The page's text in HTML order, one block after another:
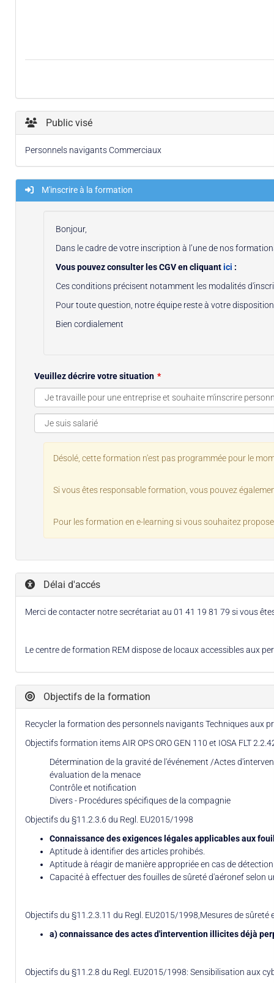
Public visé
Personnels navigants Commerciaux
M'inscrire à la formation
Bonjour,
Dans le cadre de votre inscription à l’une de nos
Vous pouvez consulter les CGV en cliquantici :
Ces conditions précisent notamment les modalités
Pour toute question, notre équipe reste à votre
Bien cordialement
Veuillez décrire votre situation
Désolé, cette formation n'est pas programmée pour le
Si vous êtes responsable formation, vous pouvez
Pour les formation en e-learning si vous souhaitez
Délai d'accés
Merci de contacter notre secrétariat au 01 41 19 81 79 si vous
Le centre de formation REM dispose de locaux accessibles aux
Objectifs de la formation
Recycler la formation des personnels navigants Techniques aux
Objectifs formation items AIR OPS ORO GEN 110 et IOSA FLT
Détermination de la gravité de l'événement /Actes
évaluation de la menace
Contrôle et notification
Divers - Procédures spécifiques de la compagnie
Objectifs du §11.2.3.6 du Regl. EU2015/1998
Connaissance des exigences légales applicables aux
Aptitude à identifier des articles prohibés.
Aptitude à réagir de manière appropriée en cas de
Capacité à effectuer des fouilles de sûreté d'aéronef
Objectifs du §11.2.3.11 du Regl. EU2015/1998,Mesures de sûreté
a) connaissance des actes d'intervention illicites déjà
Objectifs du §11.2.8 du Regl. EU2015/1998: Sensibilisation aux